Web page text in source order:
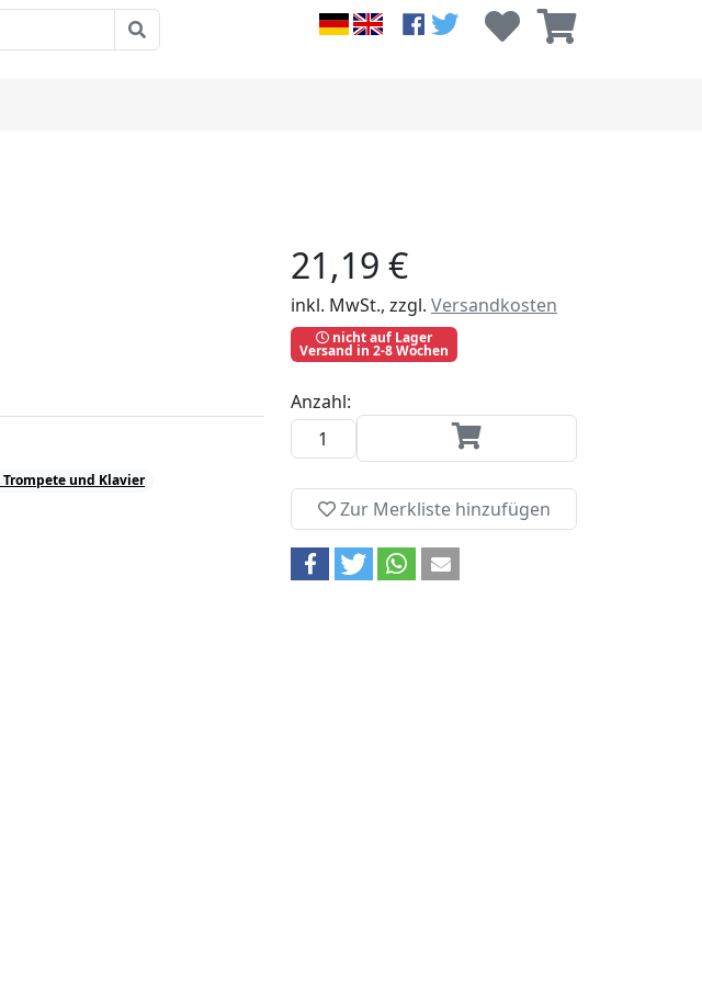
Trompete und Klavier
21,19 €
inkl. MwSt., zzgl. Versandkosten
nicht auf Lager
Versand in 2-8 Wochen
Anzahl:
Zur Merkliste hinzufügen